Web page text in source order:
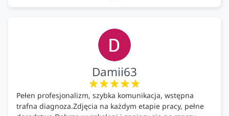
Damii63
Pełen profesjonalizm, szybka komunikacja, wstępna
trafna diagnoza.Zdjęcia na każdym etapie pracy, pełne